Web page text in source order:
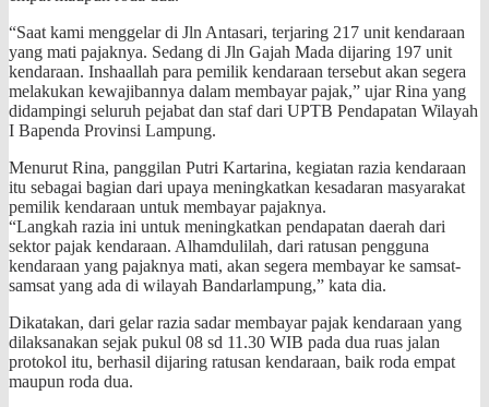
“Saat kami menggelar di Jln Antasari, terjaring 217 unit kendaraan
yang mati pajaknya. Sedang di Jln Gajah Mada dijaring 197 unit
kendaraan. Inshaallah para pemilik kendaraan tersebut akan segera
melakukan kewajibannya dalam membayar pajak,” ujar Rina yang
didampingi seluruh pejabat dan staf dari UPTB Pendapatan Wilayah
I Bapenda Provinsi Lampung.
Menurut Rina, panggilan Putri Kartarina, kegiatan razia kendaraan
itu sebagai bagian dari upaya meningkatkan kesadaran masyarakat
pemilik kendaraan untuk membayar pajaknya.
“Langkah razia ini untuk meningkatkan pendapatan daerah dari
sektor pajak kendaraan. Alhamdulilah, dari ratusan pengguna
kendaraan yang pajaknya mati, akan segera membayar ke samsat-
samsat yang ada di wilayah Bandarlampung,” kata dia.
Dikatakan, dari gelar razia sadar membayar pajak kendaraan yang
dilaksanakan sejak pukul 08 sd 11.30 WIB pada dua ruas jalan
protokol itu, berhasil dijaring ratusan kendaraan, baik roda empat
maupun roda dua.